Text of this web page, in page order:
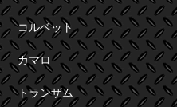
コルベット
カマロ
トランザム